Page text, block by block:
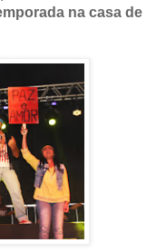
na casa de